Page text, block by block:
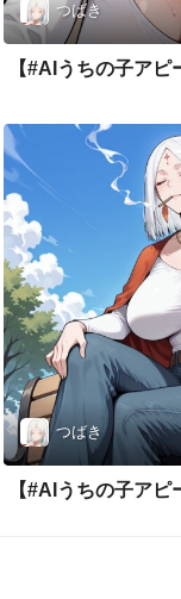
つばき
つばき